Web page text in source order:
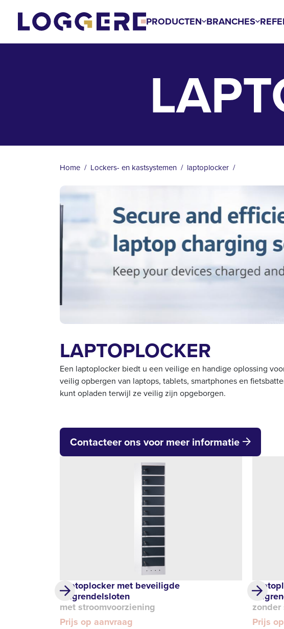
de
PRODUCTEN BRANCHES
KRUIMELPAD
Home Lockers- en kastsystemen laptoplocker
LAPTOPLOCKER
Een laptoplocker biedt u een veilige en handige oplossing
veilig opbergen van laptops, tablets, smartphones en
kunt opladen terwijl ze veilig zijn opgeborgen.
Contacteer ons voor meer informatie
Laptoplocker met beveiligde
valgrendelsloten
met stroomvoorziening
Prijs op aanvraag
Prijs